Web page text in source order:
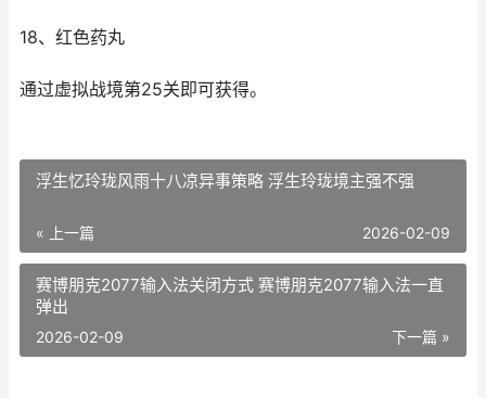
18、红色药丸
通过虚拟战境第25关即可获得。
浮生忆玲珑风雨十八凉异事策略 浮生玲珑境主强不强
« 上一篇 2026-02-09
赛博朋克2077输入法关闭方式 赛博朋克2077输入法一直
弹出
下一篇 »
2026-02-09